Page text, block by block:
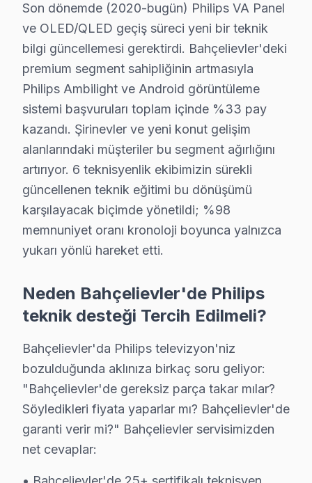
• LED backlight tamiri: ₺500 – ₺2.000
• Yazılım güncelleme ve hata giderme: ₺200 – ₺500
• T-Con kartı değişimi: ₺350 – ₺900
• Panel (ekran) değişimi: ₺1.500 – ₺8.000 (boyut ve
• Güç kartı (power board) tamiri: ₺400 – ₺1.200
• Kapasitör değişimi (anakart): ₺250 – ₺600
• Ses kartı/hoparlör tamiri: ₺300 – ₺700
• Anakart tamiri/değişimi: ₺500 – ₺1.800
Bahçelievler'de fiyata dahil olanlar:
• Arıza tespiti (teşhis)
• İşçilik maliyeti
• 2 yıl garanti (parça + işçilik)
Bahçelievler'da Philips akıllı TV için fiyat almak:
Bahçelievler Philips TV Teknik Destek
Bahçelievler'de Philips görüntüleme sistemi
OLED/VA Panel ve Ekran Onarımı: Renk
Kart Düzeyinde Tamir: Ana kart, güç kartı ve T-Con
Smart televizyon paneli Platform Sorunları:
Port ve Bağlantı Tamiri: HDMI, USB ve optik ses
» Bahçelievler genelinde mobil servis ekibimizle
Son dönemde (2020-bugün) Philips VA Panel
ve OLED/QLED geçiş süreci yeni bir teknik
bilgi güncellemesi gerektirdi. Bahçelievler'deki
premium segment sahipliğinin artmasıyla
Philips Ambilight ve Android görüntüleme
sistemi başvuruları toplam içinde %33 pay
kazandı. Şirinevler ve yeni konut gelişim
alanlarındaki müşteriler bu segment ağırlığını
artırıyor. 6 teknisyenlik ekibimizin sürekli
güncellenen teknik eğitimi bu dönüşümü
karşılayacak biçimde yönetildi; %98
memnuniyet oranı kronoloji boyunca yalnızca
yukarı yönlü hareket etti.
Neden Bahçelievler'de Philips
teknik desteği Tercih Edilmeli?
Bahçelievler'da Philips televizyon'niz
bozulduğunda aklınıza birkaç soru geliyor:
"Bahçelievler'de gereksiz parça takar mılar?
Söyledikleri fiyata yaparlar mı? Bahçelievler'de
garanti verir mi?" Bahçelievler servisimizden
net cevaplar: